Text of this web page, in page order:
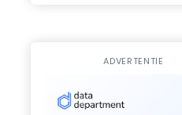
ADVERTENTIE